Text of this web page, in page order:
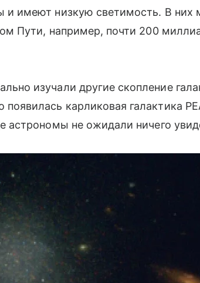
и имеют низкую светимость. В них
Пути, например, почти 200
изучали другие скопление
карликовая галактика
астрономы не ожидали ничего